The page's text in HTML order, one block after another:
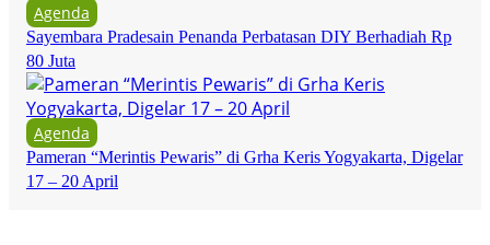
Agenda
Sayembara Pradesain Penanda Perbatasan DIY Berhadiah Rp
80 Juta
Agenda
Pameran “Merintis Pewaris” di Grha Keris Yogyakarta, Digelar
17 – 20 April